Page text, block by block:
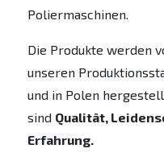
Poliermaschinen.
Die Produkte werden
unseren
und in Polen
sind Qualität,
Erfahrung.